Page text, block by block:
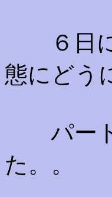
６日に
態にどう
パート
た。。